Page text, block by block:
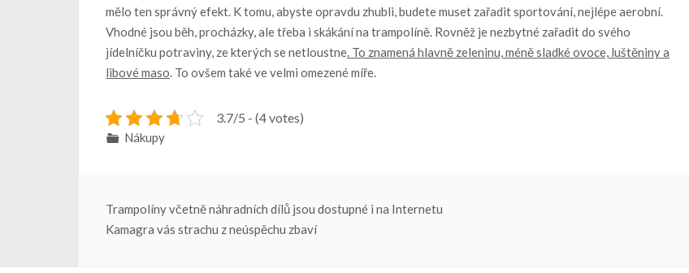
mělo ten správný efekt. K tomu, abyste opravdu zhubli, budete muset zařadit sportování, nejlépe aerobní.
Vhodné jsou běh, procházky, ale třeba i skákání na trampolíně. Rovněž je nezbytné zařadit do svého
jídelníčku potraviny, ze kterých se netloustne. To znamená hlavně zeleninu, méně sladké ovoce, luštěniny a
libové maso. To ovšem také ve velmi omezené míře.
3.7/5 - (4 votes)
Nákupy
Navigace
Trampolíny včetně náhradních dílů jsou dostupné i na Internetu
Kamagra vás strachu z neúspěchu zbaví